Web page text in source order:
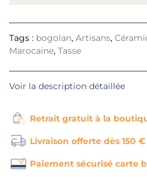
Tags : bogolan, Artisans,
Marocaine, Tasse
Voir la description détaillée
Retrait gratuit à la
Livraison offerte dès 150
Paiement sécurisé carte